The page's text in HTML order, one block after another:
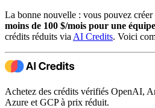
La bonne nouvelle : vous pouvez
moins de 100 $/mois pour une
crédits réduits via AI Credits. Voici
Achetez des crédits vérifiés OpenAI,
Azure et GCP à prix réduit.